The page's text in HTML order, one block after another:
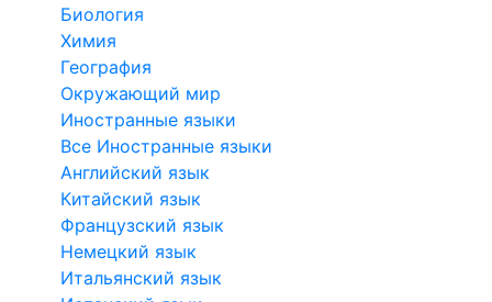
Биология
Химия
География
Окружающий мир
Иностранные языки
Все Иностранные языки
Английский язык
Китайский язык
Французский язык
Немецкий язык
Итальянский язык